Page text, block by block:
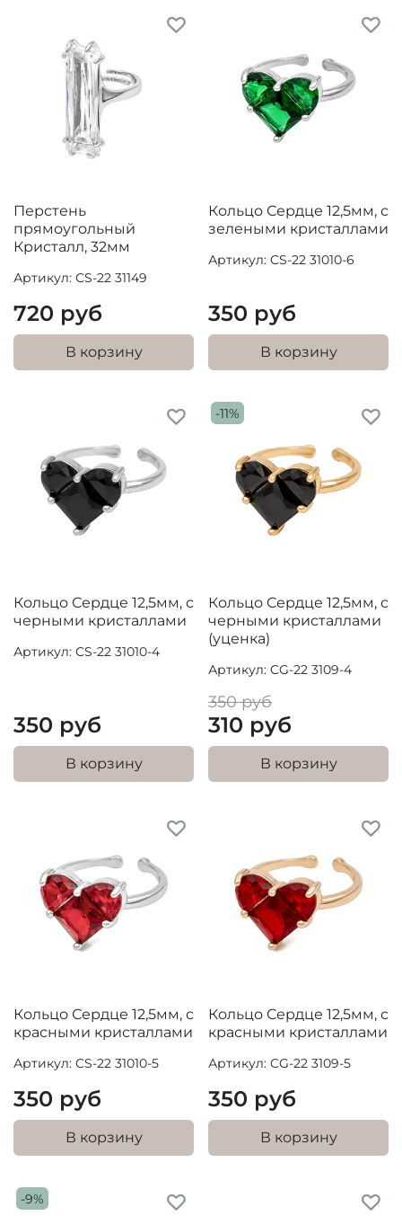
Перстень
прямоугольный
Кристалл, 32мм
Артикул: CS-22 31149
720 руб
В корзину
Кольцо Сердце 12,5мм, с
зелеными кристаллами
Артикул: CS-22 31010-6
350 руб
В корзину
Кольцо Сердце 12,5мм, с
черными кристаллами
Артикул: CS-22 31010-4
350 руб
В корзину
-11%
Кольцо Сердце 12,5мм, с
черными кристаллами
(уценка)
Артикул: CG-22 3109-4
350 руб
310 руб
В корзину
Кольцо Сердце 12,5мм, с
красными кристаллами
Артикул: CS-22 31010-5
350 руб
В корзину
Кольцо Сердце 12,5мм, с
красными кристаллами
Артикул: CG-22 3109-5
350 руб
В корзину
-9%